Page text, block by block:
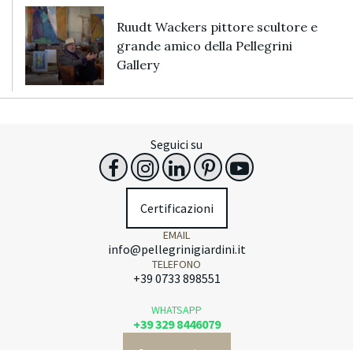
Ruudt Wackers pittore scultore e
grande amico della Pellegrini
Gallery
Seguici su
Certificazioni
EMAIL
info@pellegrinigiardini.it
TELEFONO
+39 0733 898551
WHATSAPP
+39 329 8446079